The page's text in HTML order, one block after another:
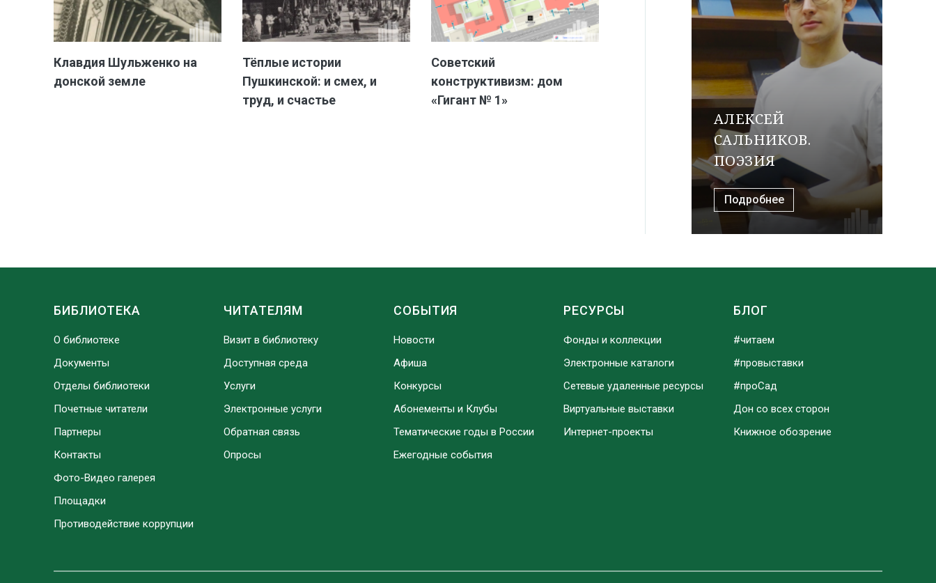
Клавдия Шульженко на
донской земле
Тёплые истории
Пушкинской: и смех, и
труд, и счастье
Советский
конструктивизм: дом
«Гигант № 1»
АЛЕКСЕЙ
САЛЬНИКОВ.
ПОЭЗИЯ
Подробнее
БИБЛИОТЕКА
О библиотеке
Документы
Отделы библиотеки
Почетные читатели
Партнеры
Контакты
Фото-Видео галерея
Площадки
Противодействие коррупции
ЧИТАТЕЛЯМ
Визит в библиотеку
Доступная среда
Услуги
Электронные услуги
Обратная связь
Опросы
СОБЫТИЯ
Новости
Афиша
Конкурсы
Абонементы и Клубы
Тематические годы в России
Ежегодные события
РЕСУРСЫ
Фонды и коллекции
Электронные каталоги
Сетевые удаленные ресурсы
Виртуальные выставки
Интернет-проекты
БЛОГ
#читаем
#провыставки
#проСад
Дон со всех сторон
Книжное обозрение